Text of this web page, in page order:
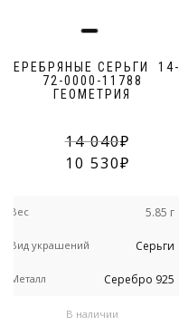
СЕРЕБРЯНЫЕ СЕРЬГИ 14-
72-0000-11788
ГЕОМЕТРИЯ
14 040
10 530
Вес 5.85 г
Вид украшений Серьги
Металл Серебро 925
В наличии